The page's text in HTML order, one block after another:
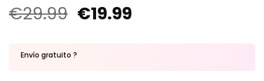
€29.99 €19.99
Envío gratuito ?